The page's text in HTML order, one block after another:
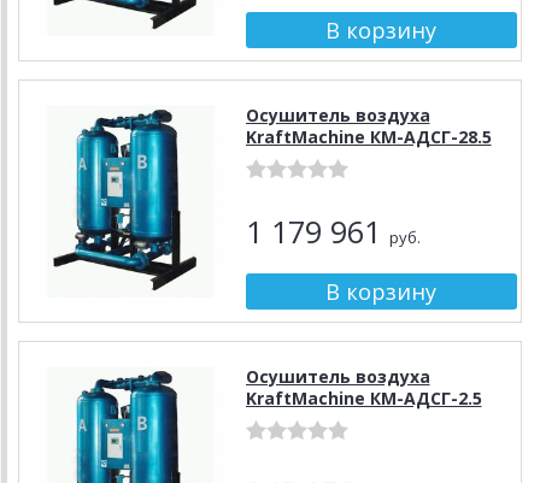
Осушитель воздуха
KraftMachine КМ-АДСГ-28.5
1 179 961 руб.
Осушитель воздуха
KraftMachine КМ-АДСГ-2.5